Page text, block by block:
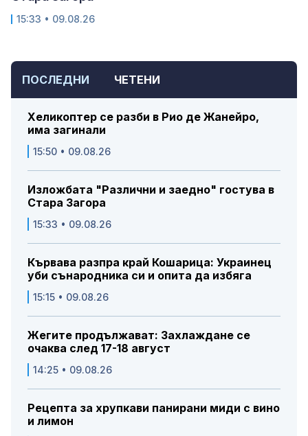
ПОСЛЕДНИ ЧЕТЕНИ
Хеликоптер се разби в Рио де Жанейро,
има загинали
15:50 • 09.08.26
Изложбата "Различни и заедно" гостува в
Стара Загора
15:33 • 09.08.26
Кървава разпра край Кошарица: Украинец
уби сънародника си и опита да избяга
15:15 • 09.08.26
Жегите продължават: Захлаждане се
очаква след 17-18 август
14:25 • 09.08.26
Рецепта за хрупкави панирани миди с вино
и лимон
15:33 • 09.08.26